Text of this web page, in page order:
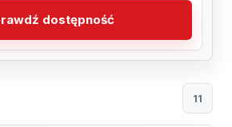
dostępność
Wybierz preferowaną datę
11